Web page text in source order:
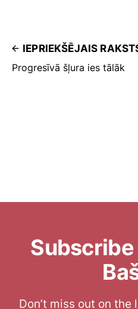
IEPRIEKŠĒJAIS
Progresīvā šļura ies tālāk
Don’t miss out on